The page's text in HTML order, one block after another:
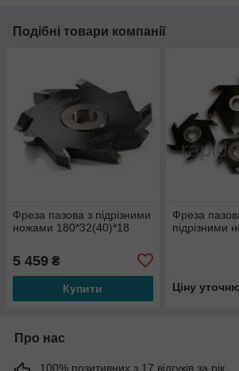
Подібні товари компанії
Фреза пазова з підрізними
ножами 180*32(40)*18
5 459 ₴
Купити
Фреза
підрізними
Ціну
Про нас
100% позитивних з 17 відгуків за рік